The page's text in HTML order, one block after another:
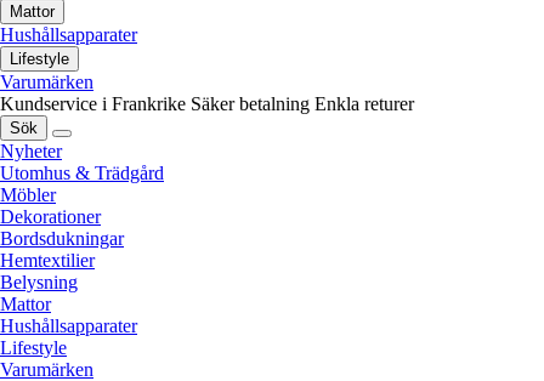
Mattor
Hushållsapparater
Lifestyle
Varumärken
Kundservice i Frankrike Säker betalning Enkla returer
Sök
Nyheter
Utomhus & Trädgård
Möbler
Dekorationer
Bordsdukningar
Hemtextilier
Belysning
Mattor
Hushållsapparater
Lifestyle
Varumärken